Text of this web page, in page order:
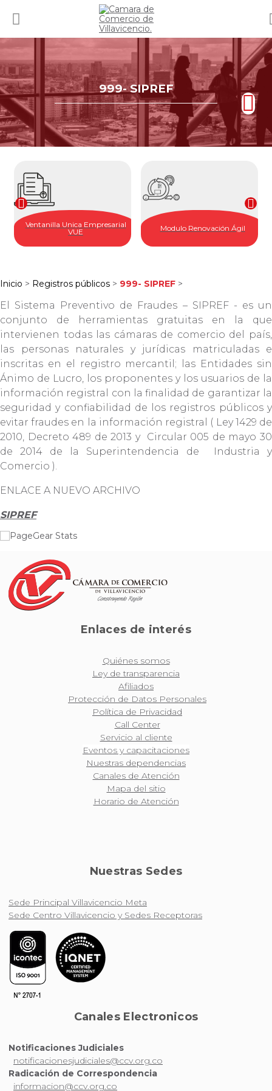
Ventanilla Unica Empresarial
VUE
Modulo Renovación Ágil
Inicio > Registros públicos > 999- SIPREF >
999- SIPREF
El Sistema Preventivo de Fraudes – SIPREF - es un
conjunto de herramientas gratuitas en la que
intervienen todas las cámaras de comercio del país,
las personas naturales y jurídicas matriculadas e
inscritas en el registro mercantil; las Entidades sin
Ánimo de Lucro, los proponentes y los usuarios de la
información registral con la finalidad de garantizar la
seguridad y confiabilidad de los registros públicos y
evitar fraudes en la información registral ( Ley 1429 de
2010, Decreto 489 de 2013 y Circular 005 de mayo 30
de 2014 de la Superintendencia de Industria y
Comercio ).
ENLACE A NUEVO ARCHIVO
SIPREF
Enlaces de interés
Quiénes somos
Ley de transparencia
Afiliados
Protección de Datos Personales
Política de Privacidad
Call Center
Servicio al cliente
Eventos y capacitaciones
Nuestras dependencias
Canales de Atención
Mapa del sitio
Horario de Atención
Nuestras Sedes
Sede Principal Villavicencio Meta
Sede Centro Villavicencio y Sedes Receptoras
Canales Electronicos
Notificaciones Judiciales
notificacionesjudiciales@ccv.org.co
Radicación de Correspondencia
informacion@ccv.org.co